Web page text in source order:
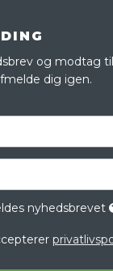
og modtag
dig igen.
nyhedsbrevet